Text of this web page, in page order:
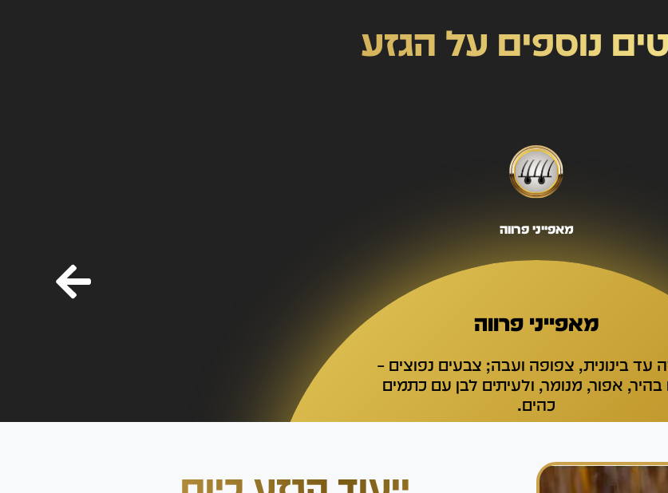
נוספים על הגזע
מאפייני פרווה
מאפייני פרווה
עד בינונית, צפופה ועבה; צבעים נפוצים –
בהיר, אפור, מנומר, ולעיתים לבן עם כתמים
כהים.